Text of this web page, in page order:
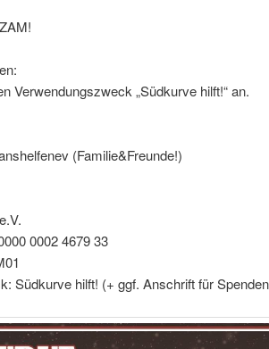
Verwendungszweck „Südkurve hilft!“ an.
(Familie&Freunde!)
0002 4679 33
Südkurve hilft! (+ ggf. Anschrift für